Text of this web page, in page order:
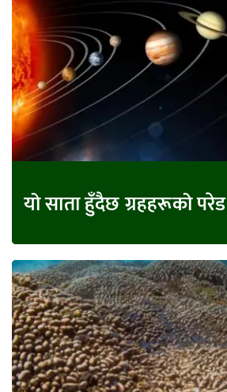
यो साता हुँदैछ ग्रहहरूको परेड